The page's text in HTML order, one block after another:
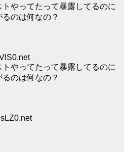
やってたって暴露してるのに
のは何なの？
やってたって暴露してるのに
のは何なの？